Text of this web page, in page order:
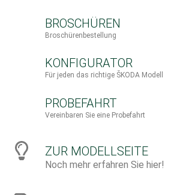
BROSCHÜREN
Broschürenbestellung
KONFIGURATOR
Für jeden das richtige ŠKODA Modell
PROBEFAHRT
Vereinbaren Sie eine Probefahrt
ZUR MODELLSEITE
Noch mehr erfahren Sie hier!